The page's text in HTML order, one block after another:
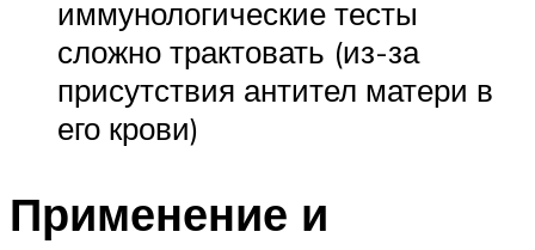
иммунологические тесты
сложно трактовать (из-за
присутствия антител матери в
его крови)
Применение и